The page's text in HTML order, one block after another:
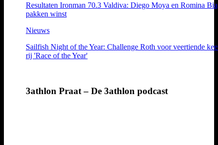
Resultaten Ironman 70.3 Valdiva: Diego Moya en Romina
pakken winst
Nieuws
Sailfish Night of the Year: Challenge Roth voor veertiende
rij 'Race of the Year'
3athlon Praat – De 3athlon podcast